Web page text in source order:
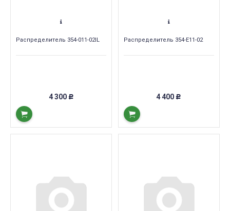
Распределитель 354-011-02IL
4 300 Р
Распределитель 354-E11-02
4 400 Р